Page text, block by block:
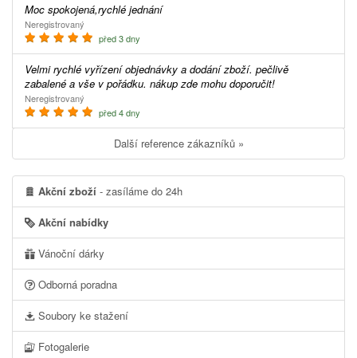
Moc spokojená,rychlé jednání
Neregistrovaný
před 3 dny
Velmi rychlé vyřízení objednávky a dodání zboží. pečlivě
zabalené a vše v pořádku. nákup zde mohu doporučit!
Neregistrovaný
před 4 dny
Další reference zákazníků »
Akční zboží - zasíláme do 24h
Akční nabídky
Vánoční dárky
Odborná poradna
Soubory ke stažení
Fotogalerie